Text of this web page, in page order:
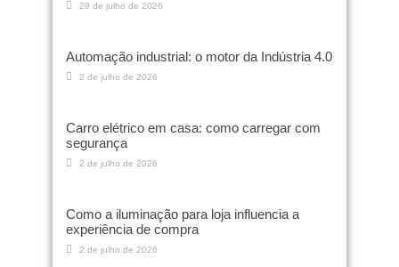
29 de julho de 2026
Automação industrial: o motor da Indústria 4.0
2 de julho de 2026
Carro elétrico em casa: como carregar com
segurança
2 de julho de 2026
Como a iluminação para loja influencia a
experiência de compra
2 de julho de 2026